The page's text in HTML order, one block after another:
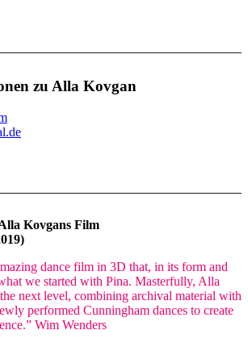
zu Alla Kovgan
Kovgans Film
dance film in 3D that, in its form and
we started with Pina. Masterfully, Alla
next level, combining archival material with
performed Cunningham dances to create
Wim Wenders